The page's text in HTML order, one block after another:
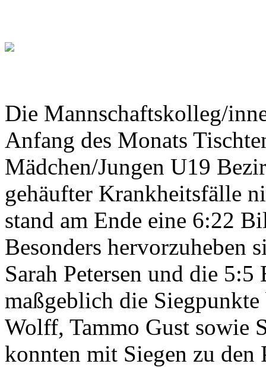
Die Mannschaftskolleg/
Anfang des Monats
Mädchen/Jungen U19
gehäufter Krankheitsfälle
stand am Ende eine 6:22
Besonders hervorzuheben
Sarah Petersen und die
maßgeblich die
Wolff, Tammo Gust sowie
konnten mit Siegen zu den